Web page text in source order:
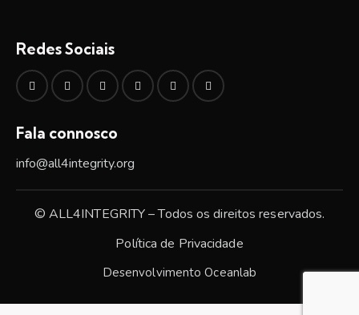
Redes Sociais
Fala connosco
info@all4integrity.org
© ALL4INTEGRITY – Todos os direitos reservados.
Política de Privacidade
DesenvolvimentoOceanlab